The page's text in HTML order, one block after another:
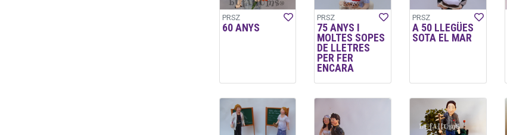
PRSZ
60 ANYS
PRSZ
75 ANYS I
MOLTES SOPES
DE LLETRES
PER FER
ENCARA
PRSZ
A 50 LLEGÜES
SOTA EL MAR